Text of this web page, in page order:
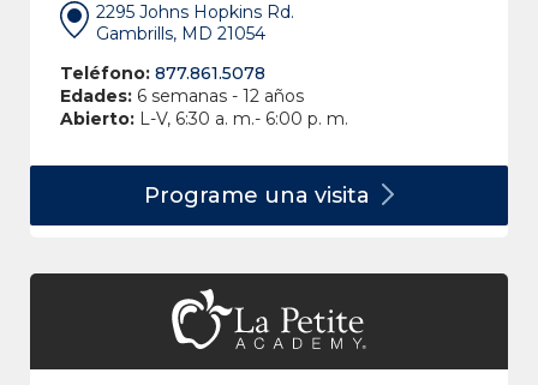
2295 Johns Hopkins Rd.
Gambrills, MD 21054
Teléfono: 877.861.5078
Edades: 6 semanas - 12 años
Abierto: L-V, 6:30 a. m.- 6:00 p. m.
Programe una visita